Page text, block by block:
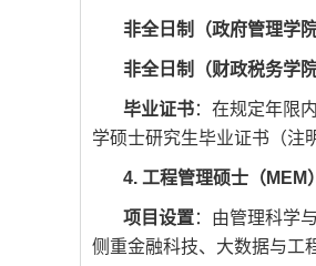
非全日制（政府管理学院
非全日制（财政税务学院
毕业证书：在规定年限
学硕士研究生毕业证书（注
4. 工程管理硕士（MEM）
项目设置：由管理科学
侧重金融科技、大数据与工